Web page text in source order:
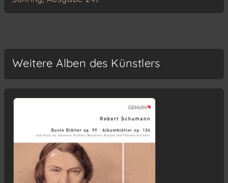
Weitere Alben des Künstlers